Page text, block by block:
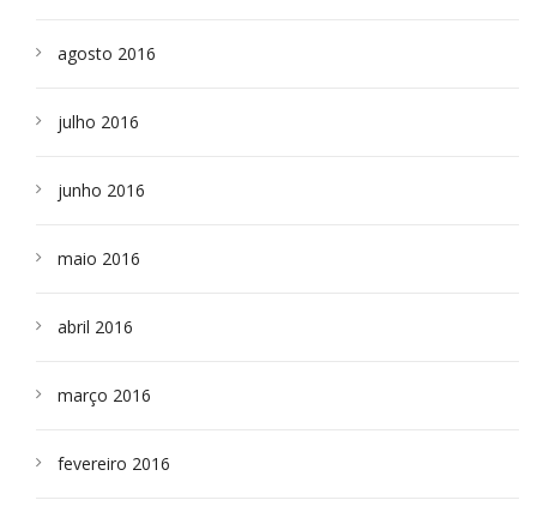
agosto 2016
julho 2016
junho 2016
maio 2016
abril 2016
março 2016
fevereiro 2016